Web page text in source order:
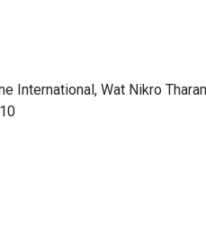
International, Wat Nikro